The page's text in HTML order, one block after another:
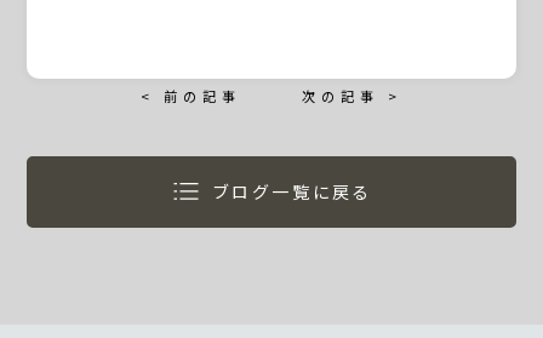
< 前の記事 次の記事 >
ブログ一覧に戻る